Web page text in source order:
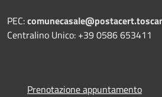
PEC:
Centralino Unico: +39 0586 653411
Prenotazione appuntamento